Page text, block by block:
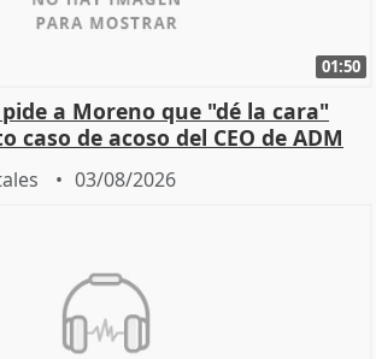
01:50
a Moreno que "dé la cara"
caso de acoso del CEO de ADM
03/08/2026